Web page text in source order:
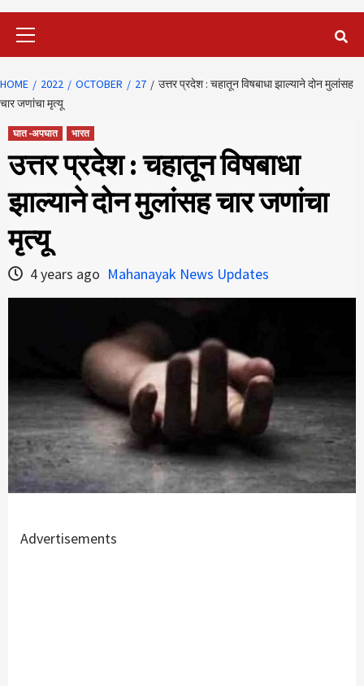
HOME 2022 OCTOBER 27
उत्तर प्रदेश : चहातून विषबाधा झाल्याने दोन मुलांसह
चार जणांचा मृत्यू
घात -अपघात भारत
उत्तर प्रदेश : चहातून विषबाधा
झाल्याने दोन मुलांसह चार जणांचा
मृत्यू
4 years ago Mahanayak News Updates
Advertisements